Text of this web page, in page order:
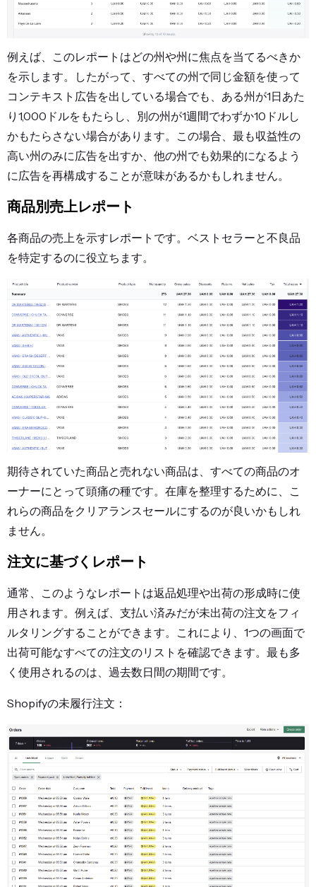
例えば、このレポートはどの州や州に焦点を当てるべきか
を示します。したがって、すべての州で同じ金額を使って
コンテキスト広告を出している場合でも、ある州が1日あた
り1,000ドルをもたらし、別の州が1週間でわずか10ドルし
かもたらさない場合があります。この場合、最も収益性の
高い州のみに広告を出すか、他の州でも効果的になるよう
に広告を再構成することが意味があるかもしれません。
商品別売上レポート
各商品の売上を示すレポートです。ベストセラーと不良品
を特定するのに役立ちます。
期待されていた商品と売れない商品は、すべての商品のオ
ーナーにとって頭痛の種です。在庫を整理するために、こ
れらの商品をクリアランスセールにするのが良いかもしれ
ません。
注文に基づくレポート
通常、このようなレポートは返品処理や出荷の形成時に使
用されます。例えば、支払い済みだが未出荷の注文をフィ
ルタリングすることができます。これにより、1つの画面で
出荷可能なすべての注文のリストを確認できます。最も多
く使用されるのは、過去数日間の期間です。
Shopifyの未履行注文：